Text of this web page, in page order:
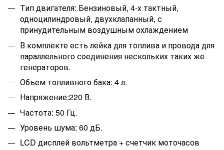
Тип двигателя: Бензиновый, 4-х тактный,
одноцилиндровый, двухклапанный, с
принудительным воздушным охлаждением
В комплекте есть лейка для топлива и провода для
параллельного соединения нескольких таких же
генераторов.
Объем топливного бака: 4 л.
Напряжение:220 В.
Частота: 50 Гц.
Уровень шума: 60 дБ.
LCD дисплей вольтметра + счетчик моточасов